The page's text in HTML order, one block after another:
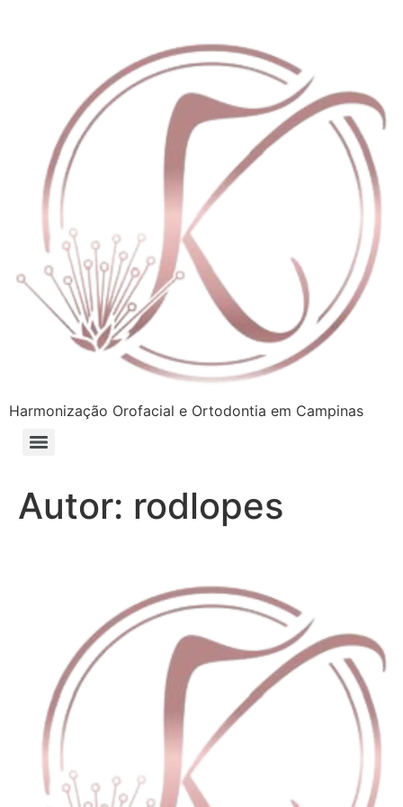
Harmonização Orofacial e Ortodontia em Campinas
Autor: rodlopes